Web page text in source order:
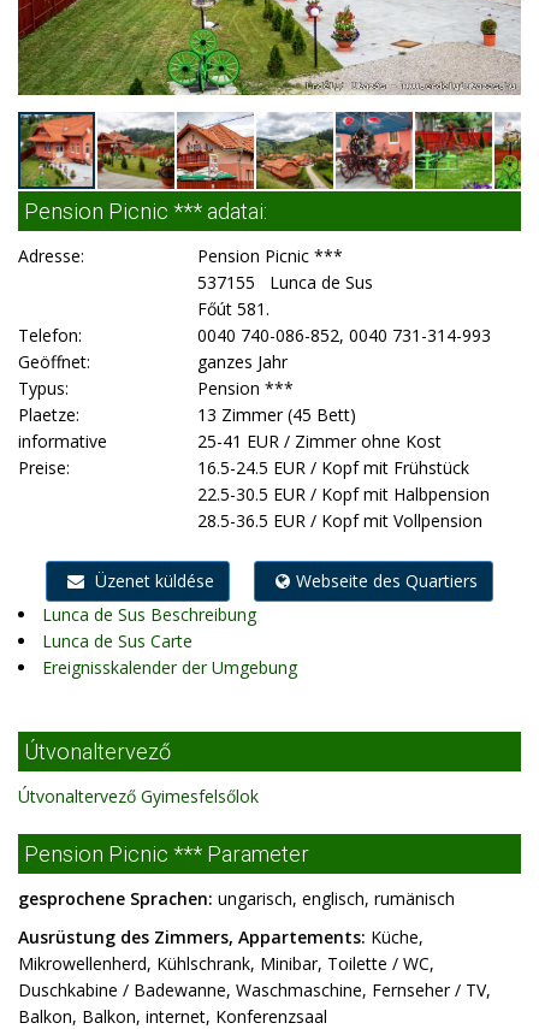
Pension Picnic *** adatai:
Adresse:
Pension Picnic ***
537155 Lunca de Sus
Főút 581.
Telefon:
0040 740-086-852, 0040 731-314-993
Geöffnet:
ganzes Jahr
Typus:
Pension ***
Plaetze:
13 Zimmer (45 Bett)
informative
Preise:
25-41 EUR / Zimmer ohne Kost
16.5-24.5 EUR / Kopf mit Frühstück
22.5-30.5 EUR / Kopf mit Halbpension
28.5-36.5 EUR / Kopf mit Vollpension
Üzenet küldése
Webseite des Quartiers
Lunca de Sus Beschreibung
Lunca de Sus Carte
Ereignisskalender der Umgebung
Útvonaltervező
Útvonaltervező Gyimesfelsőlok
Pension Picnic *** Parameter
gesprochene Sprachen: ungarisch, englisch, rumänisch
Ausrüstung des Zimmers, Appartements: Küche,
Mikrowellenherd, Kühlschrank, Minibar, Toilette / WC,
Duschkabine / Badewanne, Waschmaschine, Fernseher / TV,
Balkon, Balkon, internet, Konferenzsaal